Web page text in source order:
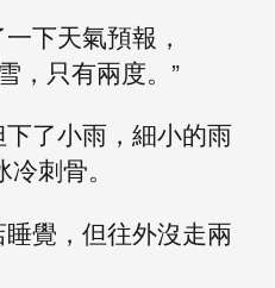
下天氣預報，
，只有兩度。”
了小雨，細小的雨
刺骨。
覺，但往外沒走兩